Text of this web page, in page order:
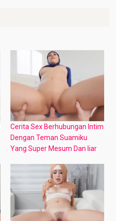
Cerita Sex Berhubungan Intim
Dengan Teman Suamiku
Yang Super Mesum Dan liar